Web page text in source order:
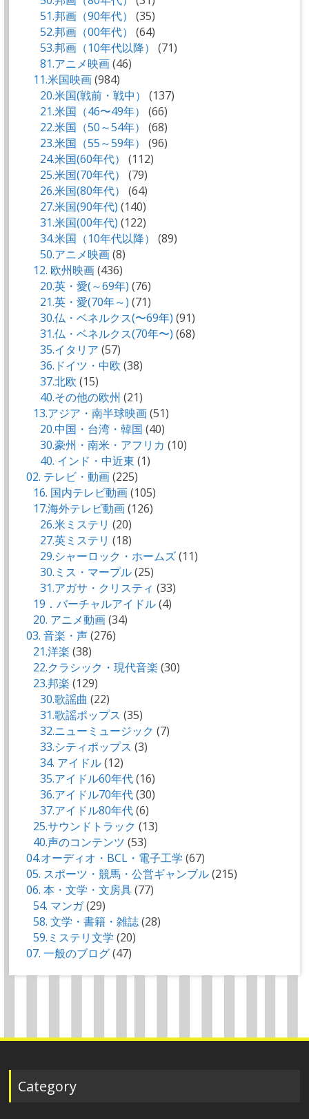
51.邦画（90年代）
(35)
52.邦画（00年代）
(64)
53.邦画（10年代以降）
(71)
81.アニメ映画(46)
11.米国映画(984)
20.米国(戦前・戦中）
(137)
21.米国（46〜49年）
(66)
22.米国（50～54年）
(68)
23.米国（55～59年）
(96)
24.米国(60年代）
(112)
25.米国(70年代）
(79)
26.米国(80年代）
(64)
27.米国(90年代) (140)
31.米国(00年代) (122)
34.米国（10年代以降）
(89)
50.アニメ映画(8)
12. 欧州映画(436)
20.英・愛(～69年) (76)
21.英・愛(70年～) (71)
30.仏・ベネルクス(〜69年) (91)
31.仏・ベネルクス(70年〜) (68)
35.イタリア (57)
36.ドイツ・中欧 (38)
37.北欧 (15)
40.その他の欧州 (21)
13.アジア・南半球映画(51)
20.中国・台湾・韓国 (40)
30.豪州・南米・アフリカ (10)
40. インド・中近東 (1)
02. テレビ・動画(225)
16. 国内テレビ動画(105)
17.海外テレビ動画(126)
26.米ミステリ (20)
27.英ミステリ (18)
29.シャーロック・ホームズ(11)
30.ミス・マープル(25)
31.アガサ・クリスティ (33)
19．バーチャルアイドル(4)
20. アニメ動画(34)
03. 音楽・声(276)
21.洋楽 (38)
22.クラシック・現代音楽 (30)
23.邦楽 (129)
30.歌謡曲 (22)
31.歌謡ポップス (35)
32.ニューミュージック (7)
33.シティポップス (3)
34. アイドル(12)
35.アイドル60年代(16)
36.アイドル70年代(30)
37.アイドル80年代(6)
25.サウンドトラック (13)
40.声のコンテンツ (53)
04.オーディオ・BCL・電子工学 (67)
05. スポーツ・競馬・公営ギャンブル(215)
06. 本・文学・文房具(77)
54. マンガ(29)
58. 文学・書籍・雑誌(28)
59.ミステリ文学 (20)
07. 一般のブログ(47)
Category